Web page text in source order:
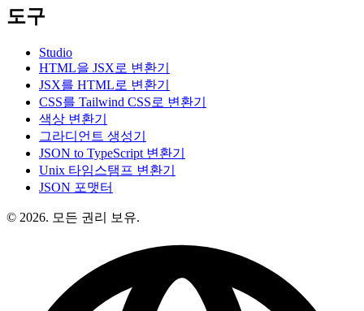
도구
Studio
HTML을 JSX로 변환기
JSX를 HTML로 변환기
CSS를 Tailwind CSS로 변환기
색상 변환기
그라디언트 생성기
JSON to TypeScript 변환기
Unix 타임스탬프 변환기
JSON 포맷터
© 2026. 모든 권리 보유.